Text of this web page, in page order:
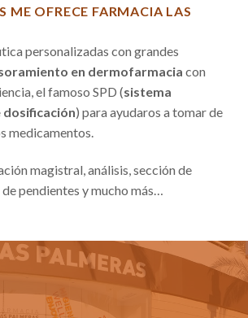
ME OFRECE FARMACIA LAS
personalizadas con grandes
en dermofarmacia con
el famoso SPD (sistema
) para ayudaros a tomar de
medicamentos.
magistral, análisis, sección de
de pendientes y mucho más…